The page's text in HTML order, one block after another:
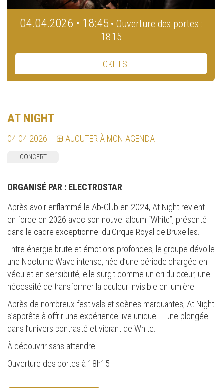
04.04.2026 • 18:45 • Ouverture des portes :
18:15
TICKETS
AT NIGHT
04.04.2026 AJOUTER À MON AGENDA
CONCERT
ORGANISÉ PAR : ELECTROSTAR
Après avoir enflammé le Ab-Club en 2024, At Night revient
en force en 2026 avec son nouvel album “White”, présenté
dans le cadre exceptionnel du Cirque Royal de Bruxelles.
Entre énergie brute et émotions profondes, le groupe dévoile
une Nocturne Wave intense, née d’une période chargée en
vécu et en sensibilité, elle surgit comme un cri du cœur, une
nécessité de transformer la douleur invisible en lumière.
Après de nombreux festivals et scènes marquantes, At Night
s’apprête à offrir une expérience live unique — une plongée
dans l’univers contrasté et vibrant de White.
À découvrir sans attendre !
Ouverture des portes à 18h15